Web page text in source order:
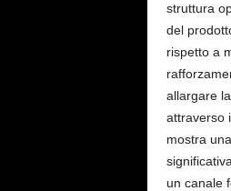
struttura
del
rispetto a
allargare
attraverso
mostra
un canale